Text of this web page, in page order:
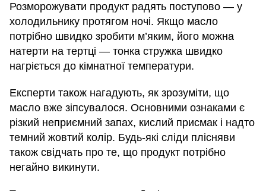
Розморожувати продукт радять поступово — у
холодильнику протягом ночі. Якщо масло
потрібно швидко зробити м’яким, його можна
натерти на тертці — тонка стружка швидко
нагріється до кімнатної температури.
Експерти також нагадують, як зрозуміти, що
масло вже зіпсувалося. Основними ознаками є
різкий неприємний запах, кислий присмак і надто
темний жовтий колір. Будь-які сліди плісняви
також свідчать про те, що продукт потрібно
негайно викинути.